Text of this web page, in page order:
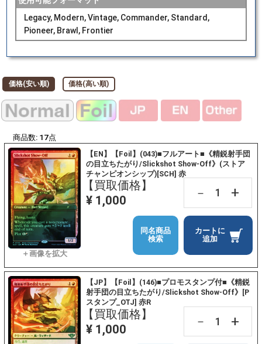
Legacy, Modern, Vintage, Commander, Standard,
Pioneer, Brawl, Frontier
価格(安い順) 価格(高い順)
商品数: 17点
【EN】【Foil】(043)■フルアート■《精鋭射手団
の目立ちたがり/Slickshot Show-Off》(ストア
チャンピオンシップ)[SCH] 赤
【買取価格】
¥ 1,000
－ +
カートに
追加
同名商品
検索
【JP】【Foil】(146)■プロモスタンプ付■《精鋭
射手団の目立ちたがり/Slickshot Show-Off》[P
スタンプ_OTJ] 赤R
【買取価格】
¥ 1,000
－ +